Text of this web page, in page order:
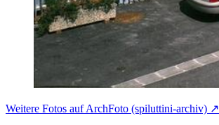
Weitere Fotos auf ArchFoto (spiluttini-archiv) ↗